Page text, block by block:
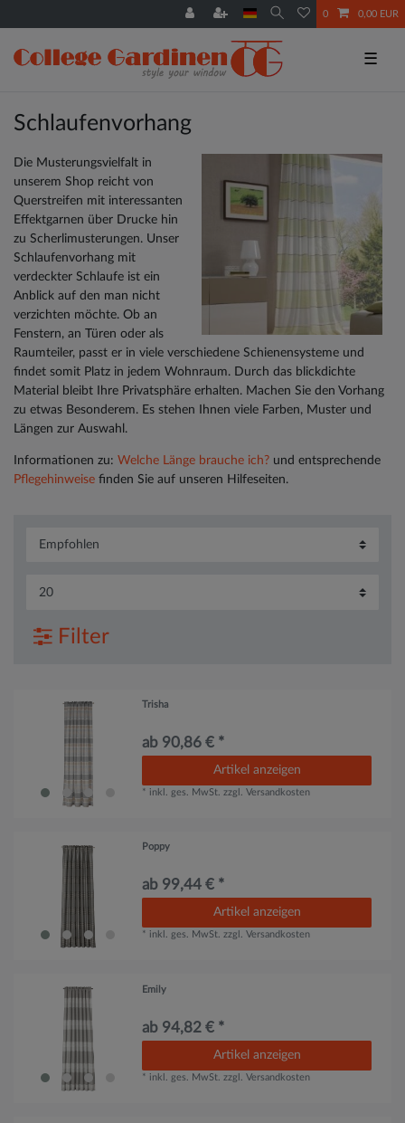
0 0,00 EUR
☰
Schlaufenvorhang
Die Musterungsvielfalt in
unserem Shop reicht von
Querstreifen mit interessanten
Effektgarnen über Drucke hin
zu Scherlimusterungen. Unser
Schlaufenvorhang mit
verdeckter Schlaufe ist ein
Anblick auf den man nicht
verzichten möchte. Ob an
Fenstern, an Türen oder als
Raumteiler, passt er in viele verschiedene Schienensysteme und
findet somit Platz in jedem Wohnraum. Durch das blickdichte
Material bleibt Ihre Privatsphäre erhalten. Machen Sie den Vorhang
zu etwas Besonderem. Es stehen Ihnen viele Farben, Muster und
Längen zur Auswahl.
Informationen zu: Welche Länge brauche ich? und entsprechende
Pflegehinweise finden Sie auf unseren Hilfeseiten.
Filter
Trisha
ab 90,86 € *
Artikel anzeigen
* inkl. ges. MwSt. zzgl.Versandkosten
Poppy
ab 99,44 € *
Artikel anzeigen
* inkl. ges. MwSt. zzgl.Versandkosten
Emily
ab 94,82 € *
Artikel anzeigen
* inkl. ges. MwSt. zzgl.Versandkosten